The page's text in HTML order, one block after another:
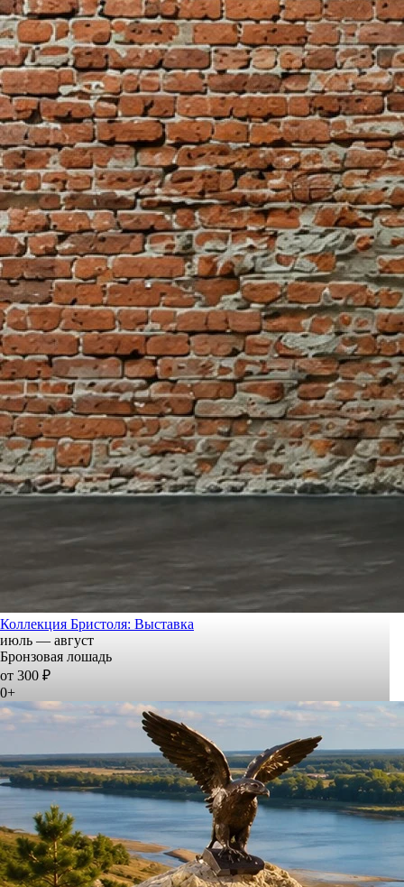
Коллекция Бристоля: Выставка
июль — август
Бронзовая лошадь
от 300 ₽
0+